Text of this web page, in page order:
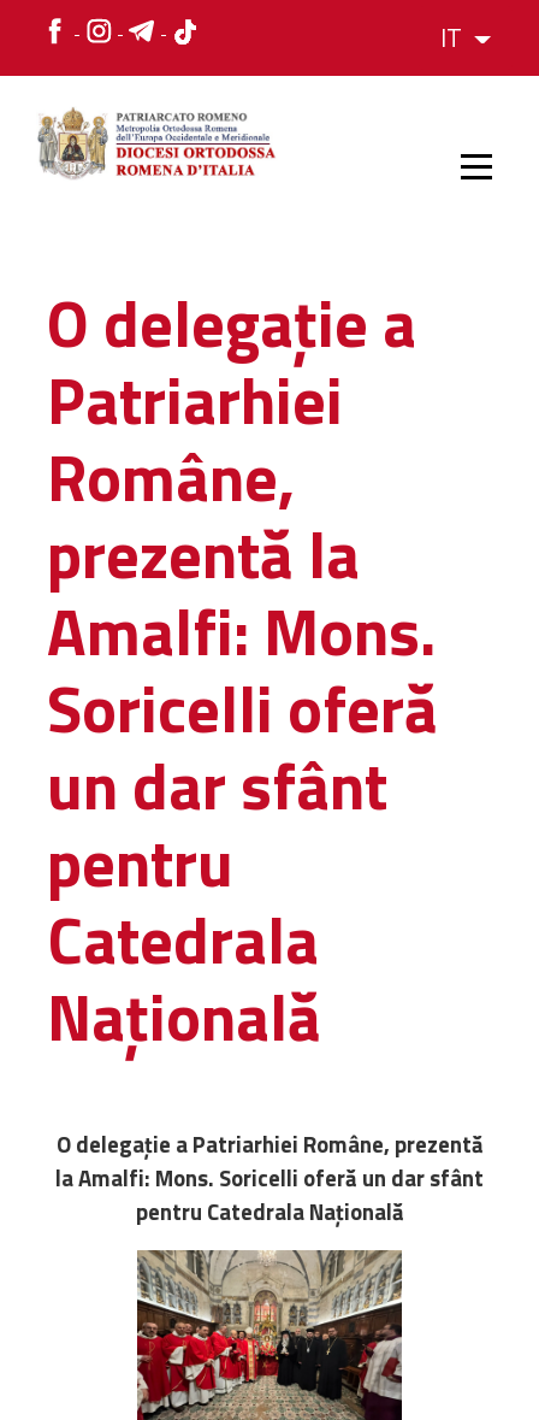
IT
STORIA
La Struttura
Amministrativa
Monasteri,
chiese e
monumenti
Diaconie
Associazioni e
Centri
RISORSE
RISORSE
Apostolia Italia
Comunicati stampa
Gli Statuti e le leggi
Opinioni Ortodosse
Dalla vita
della”famiglia” della
diocesi
CSDE
La Parola del Vescovo
Lectura Lunii
Prezentarea
O delegație a
Patriarhiei
Române,
prezentă la
Amalfi: Mons.
Soricelli oferă
un dar sfânt
pentru
Catedrala
Națională
O delegație a Patriarhiei Române, prezentă
la Amalfi: Mons. Soricelli oferă un dar sfânt
pentru Catedrala Națională